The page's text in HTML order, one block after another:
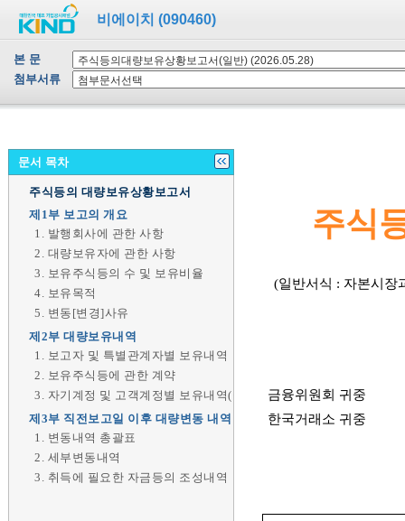
비에이치 (090460)
본 문
첨부서류
문서 목차